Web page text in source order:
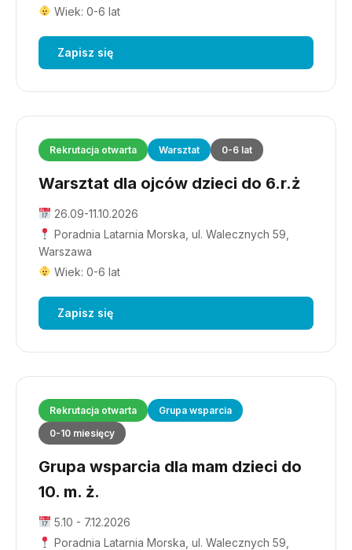
Wiek: 0-6 lat
Zapisz się
Rekrutacja otwarta Warsztat 0-6 lat
Warsztat dla ojców dzieci do 6.r.ż
26.09-11.10.2026
Poradnia Latarnia Morska, ul. Walecznych 59,
Warszawa
Wiek: 0-6 lat
Zapisz się
Rekrutacja otwarta
Grupa wsparcia
0-10 miesięcy
Grupa wsparcia dla mam dzieci do
10. m. ż.
5.10 - 7.12.2026
Poradnia Latarnia Morska, ul. Walecznych 59,